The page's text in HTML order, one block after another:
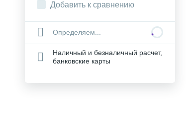
Добавить к сравнению
Определяем...
Наличный и безналичный расчет,
банковские карты